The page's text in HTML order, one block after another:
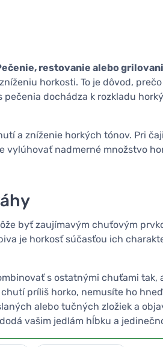
restovanie alebo
horkosti. To je dôvod, prečo
dochádza k rozkladu
a zníženie horkých tónov. Pri
vylúhovať nadmerné množstvo
byť zaujímavým chuťovým
je horkosť súčasťou ich
s ostatnými chuťami tak,
príliš horko, nemusíte ho hneď
alebo tučných zložiek a
vašim jedlám hĺbku a